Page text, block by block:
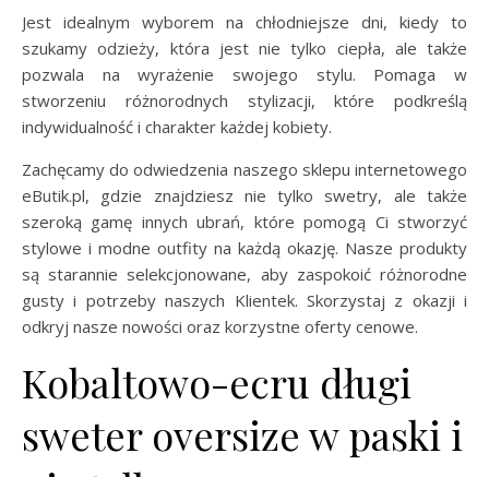
Jest idealnym wyborem na chłodniejsze dni, kiedy to
szukamy odzieży, która jest nie tylko ciepła, ale także
pozwala na wyrażenie swojego stylu. Pomaga w
stworzeniu różnorodnych stylizacji, które podkreślą
indywidualność i charakter każdej kobiety.
Zachęcamy do odwiedzenia naszego sklepu internetowego
eButik.pl, gdzie znajdziesz nie tylko swetry, ale także
szeroką gamę innych ubrań, które pomogą Ci stworzyć
stylowe i modne outfity na każdą okazję. Nasze produkty
są starannie selekcjonowane, aby zaspokoić różnorodne
gusty i potrzeby naszych Klientek. Skorzystaj z okazji i
odkryj nasze nowości oraz korzystne oferty cenowe.
Kobaltowo-ecru długi
sweter oversize w paski i